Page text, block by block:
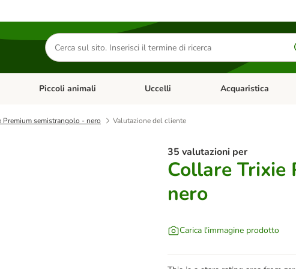
Cerca
prodotti
Apri Menu Categoria: Diete e antiparassitari
Piccoli animali Apri Menu Categoria: Piccoli animali
Uccelli Apri Menu Categoria:
Acquaristica
Premium semistrangolo - nero Valutazione del cliente
35 valutazioni per
Collare Trixie
nero
Carica l'immagine prodotto